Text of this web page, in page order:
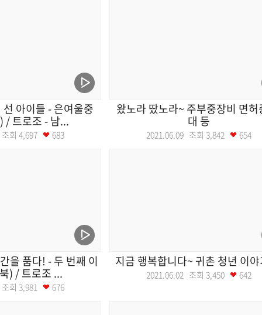
아이들 - 은여울중
/ 트로조 - 남...
회 4,697 683
왔노라 땄노라~ 주부중장비 면허
대 등
2021.06.09 조회 3,842 654
을 품다! - 두 번째 이
) / 트로조 ...
회 3,981 676
지금 행복합니다~ 귀촌 청년 이
2021.06.02 조회 3,450 642